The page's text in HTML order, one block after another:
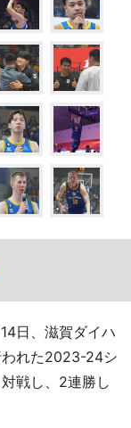
日、滋賀ダイハ
われた2023-24シ
戦し、2連勝し